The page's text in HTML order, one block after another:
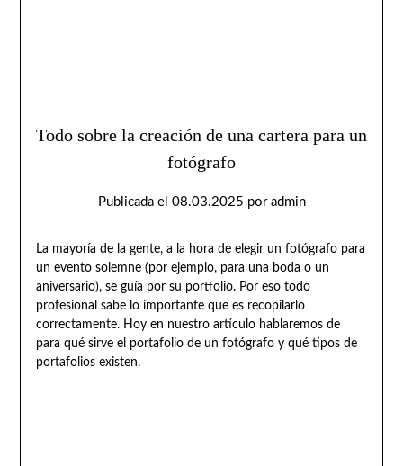
Todo sobre la creación de una cartera para un
fotógrafo
Publicada el 08.03.2025 por admin
La mayoría de la gente, a la hora de elegir un fotógrafo para
un evento solemne (por ejemplo, para una boda o un
aniversario), se guía por su portfolio. Por eso todo
profesional sabe lo importante que es recopilarlo
correctamente. Hoy en nuestro artículo hablaremos de
para qué sirve el portafolio de un fotógrafo y qué tipos de
portafolios existen.